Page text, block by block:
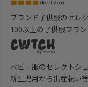
ブランド子供服のセレ
100以上の子供服ブラン
ベビー服のセレクトショ
新生児用から出産祝い